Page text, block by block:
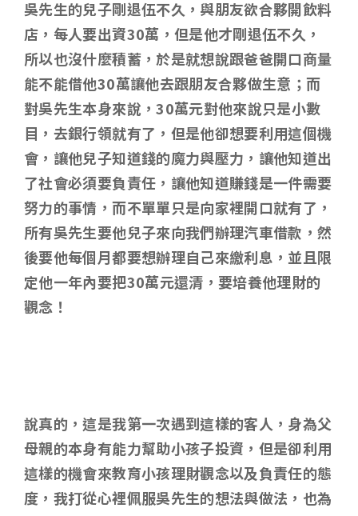
吳先生的兒子剛退伍不久，與朋友欲合夥開飲料
店，每人要出資30萬，但是他才剛退伍不久，
所以也沒什麼積蓄，於是就想說跟爸爸開口商量
能不能借他30萬讓他去跟朋友合夥做生意；而
對吳先生本身來說，30萬元對他來說只是小數
目，去銀行領就有了，但是他卻想要利用這個機
會，讓他兒子知道錢的魔力與壓力，讓他知道出
了社會必須要負責任，讓他知道賺錢是一件需要
努力的事情，而不單單只是向家裡開口就有了，
所有吳先生要他兒子來向我們辦理汽車借款，然
後要他每個月都要想辦理自己來繳利息，並且限
定他一年內要把30萬元還清，要培養他理財的
觀念！
說真的，這是我第一次遇到這樣的客人，身為父
母親的本身有能力幫助小孩子投資，但是卻利用
這樣的機會來教育小孩理財觀念以及負責任的態
度，我打從心裡佩服吳先生的想法與做法，也為